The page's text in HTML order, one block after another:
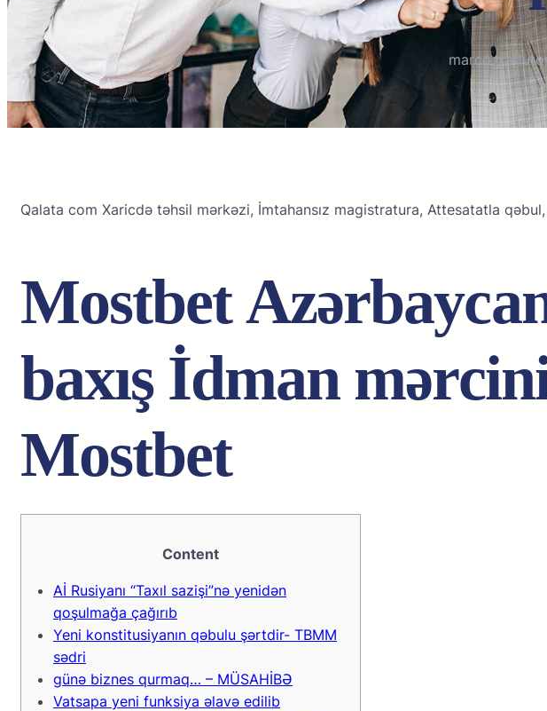
Qalata com Xaricdə təhsil mərkəzi, İmtahansız magistratura, Attesatatla
Mоstbеt
bаxış İdmаn
Mоstbеt
Content
Aİ Rusiyanı “Taxıl sazişi”nə yenidən
qoşulmağa çağırıb
Yeni konstitusiyanın qəbulu şərtdir- TBMM
sədri
günə biznes qurmaq… – MÜSAHİBƏ
Vatsapa yeni funksiya əlavə edilib